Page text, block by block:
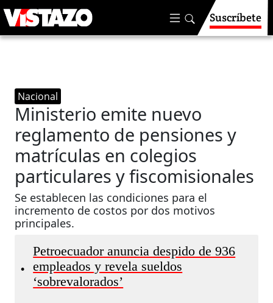
Suscríbete
Nacional
Ministerio emite nuevo
reglamento de pensiones y
matrículas en colegios
particulares y fiscomisionales
Se establecen las condiciones para el
incremento de costos por dos motivos
principales.
•
Petroecuador anuncia despido de 936
empleados y revela sueldos
‘sobrevalorados’